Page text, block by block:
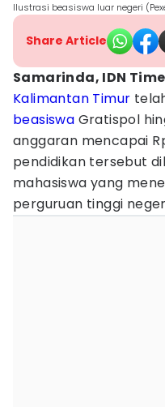
Ilustrasi beasiswa luar negeri
Share Article
Samarinda, IDN
Kalimantan Timur
beasiswa Gratispol
anggaran mencapai
pendidikan tersebut
mahasiswa yang
perguruan tinggi